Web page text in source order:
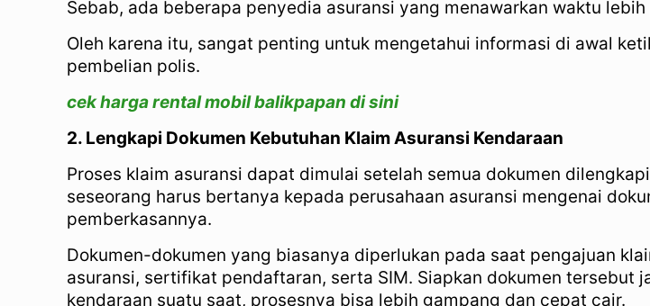
Sebab, ada beberapa penyedia asuransi yang menawarkan waktu
Oleh karena itu, sangat penting untuk mengetahui informasi di awal
pembelian polis.
cek harga rental mobil balikpapan di sini
2. Lengkapi Dokumen Kebutuhan Klaim Asuransi Kendaraan
Proses klaim asuransi dapat dimulai setelah semua dokumen
seseorang harus bertanya kepada perusahaan asuransi mengenai
pemberkasannya.
Dokumen-dokumen yang biasanya diperlukan pada saat pengajuan
asuransi, sertifikat pendaftaran, serta SIM. Siapkan dokumen tersebut
kendaraan suatu saat, prosesnya bisa lebih gampang dan cepat cair.